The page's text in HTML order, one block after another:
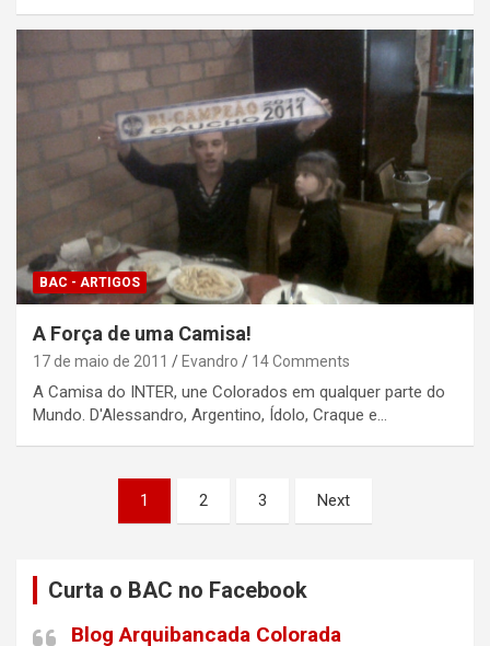
BAC - ARTIGOS
A Força de uma Camisa!
17 de maio de 2011 Evandro 14 Comments
A Camisa do INTER, une Colorados em qualquer parte do
Mundo. D'Alessandro, Argentino, Ídolo, Craque e…
Paginação1 2 3 Next
Curta o BAC no Facebook
Blog Arquibancada Colorada